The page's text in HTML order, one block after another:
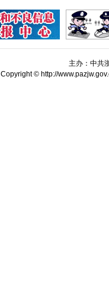
主办：中共
Copyright © http://